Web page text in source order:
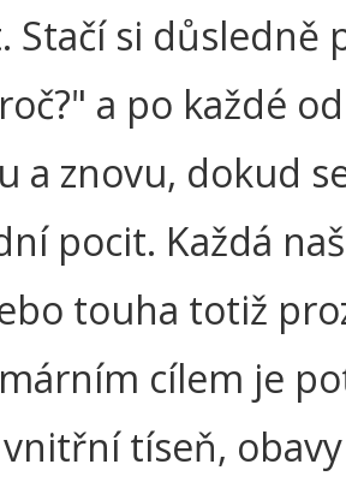
Stačí si důsledně
a po každé
a znovu, dokud
pocit. Každá
touha totiž
cílem je
tíseň,